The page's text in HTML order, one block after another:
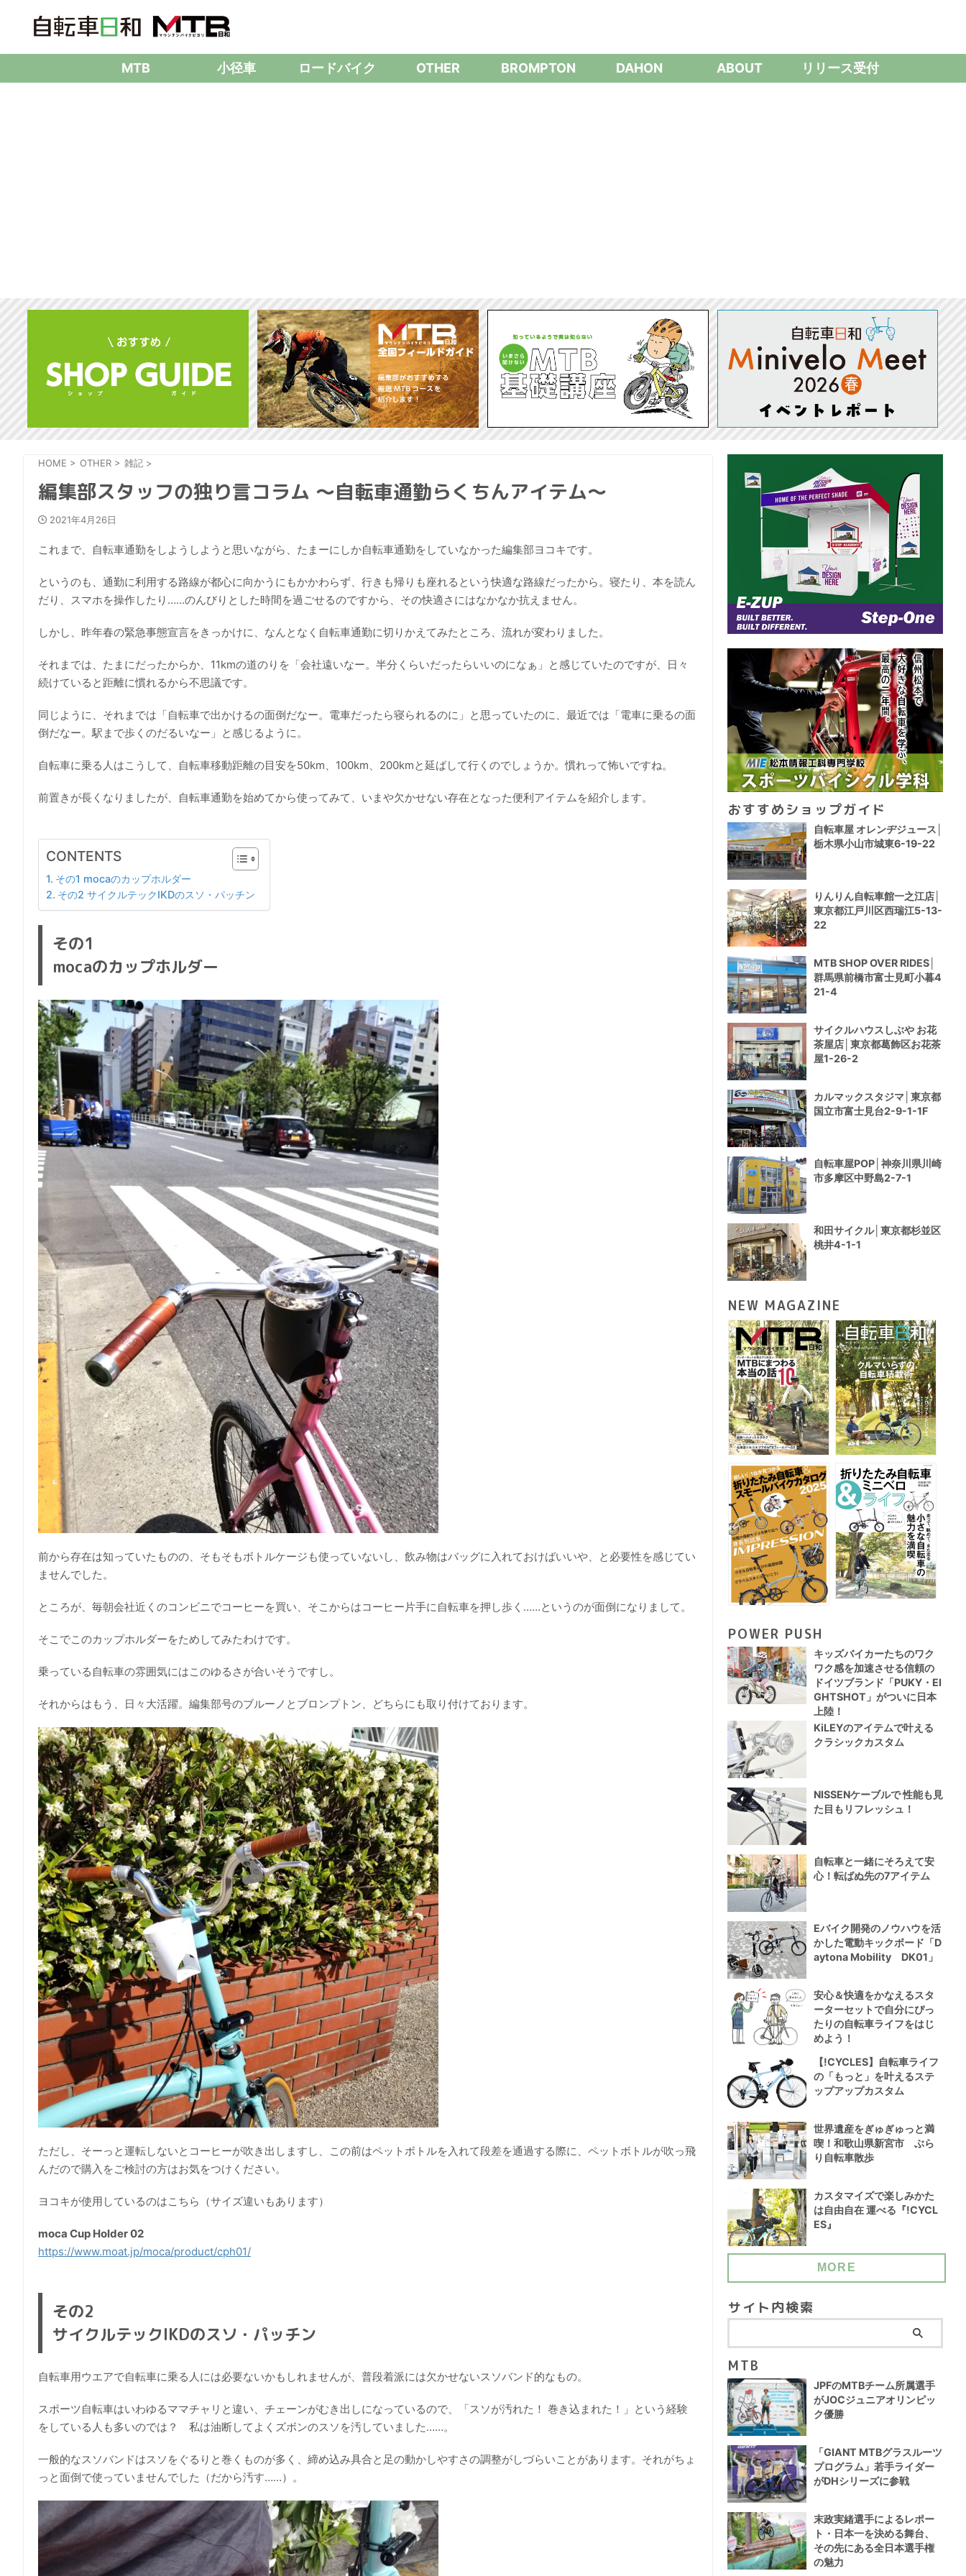
MTB 小径車 ロードバイク OTHER BROMPTON DAHON ABOUT リリース受付
HOME > OTHER > 雑記 >
編集部スタッフの独り言コラム 〜自転車通勤らくちんアイテム〜
2021年4月26日
これまで、自転車通勤をしようしようと思いながら、たまーにしか自転車通勤をしていなかった編集部ヨコキです。
というのも、通勤に利用する路線が都心に向かうにもかかわらず、行きも帰りも座れるという快適な路線だったから。寝たり、本を読ん
だり、スマホを操作したり……のんびりとした時間を過ごせるのですから、その快適さにはなかなか抗えません。
しかし、昨年春の緊急事態宣言をきっかけに、なんとなく自転車通勤に切りかえてみたところ、流れが変わりました。
それまでは、たまにだったからか、11kmの道のりを「会社遠いなー。半分くらいだったらいいのになぁ」と感じていたのですが、日々
続けていると距離に慣れるから不思議です。
同じように、それまでは「自転車で出かけるの面倒だなー。電車だったら寝られるのに」と思っていたのに、最近では「電車に乗るの面
倒だなー。駅まで歩くのだるいなー」と感じるように。
自転車に乗る人はこうして、自転車移動距離の目安を50km、100km、200kmと延ばして行くのでしょうか。慣れって怖いですね。
前置きが長くなりましたが、自転車通勤を始めてから使ってみて、いまや欠かせない存在となった便利アイテムを紹介します。
CONTENTS
その1 mocaのカップホルダー
その2 サイクルテックIKDのスソ・パッチン
その1
mocaのカップホルダー
前から存在は知っていたものの、そもそもボトルケージも使っていないし、飲み物はバッグに入れておけばいいや、と必要性を感じてい
ませんでした。
ところが、毎朝会社近くのコンビニでコーヒーを買い、そこからはコーヒー片手に自転車を押し歩く……というのが面倒になりまして。
そこでこのカップホルダーをためしてみたわけです。
乗っている自転車の雰囲気にはこのゆるさが合いそうですし。
それからはもう、日々大活躍。編集部号のブルーノとブロンプトン、どちらにも取り付けております。
ただし、そーっと運転しないとコーヒーが吹き出しますし、この前はペットボトルを入れて段差を通過する際に、ペットボトルが吹っ飛
んだので購入をご検討の方はお気をつけください。
ヨコキが使用しているのはこちら（サイズ違いもあります）
moca Cup Holder 02
https://www.moat.jp/moca/product/cph01/
その2
サイクルテックIKDのスソ・パッチン
自転車用ウエアで自転車に乗る人には必要ないかもしれませんが、普段着派には欠かせないスソバンド的なもの。
スポーツ自転車はいわゆるママチャリと違い、チェーンがむき出しになっているので、「スソが汚れた！ 巻き込まれた！」という経験
をしている人も多いのでは？ 私は油断してよくズボンのスソを汚していました……。
一般的なスソバンドはスソをぐるりと巻くものが多く、締め込み具合と足の動かしやすさの調整がしづらいことがあります。それがちょ
っと面倒で使っていませんでした（だから汚す……）。
おすすめショップガイド
自転車屋 オレンヂジュース│
栃木県小山市城東6-19-22
りんりん自転車館一之江店│
東京都江戸川区西瑞江5-13-
22
MTB SHOP OVER RIDES│
群馬県前橋市富士見町小暮4
21-4
サイクルハウスしぶや お花
茶屋店│東京都葛飾区お花茶
屋1-26-2
カルマックスタジマ│東京都
国立市富士見台2-9-1-1F
自転車屋POP│神奈川県川崎
市多摩区中野島2-7-1
和田サイクル│東京都杉並区
桃井4-1-1
NEW MAGAZINE
POWER PUSH
キッズバイカーたちのワク
ワク感を加速させる信頼の
ドイツブランド「PUKY・EI
GHTSHOT」がついに日本
上陸！
KiLEYのアイテムで叶える
クラシックカスタム
NISSENケーブルで 性能も見
た目もリフレッシュ！
自転車と一緒にそろえて安
心！転ばぬ先の7アイテム
Eバイク開発のノウハウを活
かした電動キックボード「D
aytona Mobility DK01」
安心＆快適をかなえるスタ
ーターセットで自分にぴっ
たりの自転車ライフをはじ
めよう！
【!CYCLES】自転車ライフ
の「もっと」を叶えるステ
ップアップカスタム
世界遺産をぎゅぎゅっと満
喫！和歌山県新宮市 ぶら
り自転車散歩
カスタマイズで楽しみかた
は自由自在 運べる『!CYCL
ES』
MORE
サイト内検索
MTB
JPFのMTBチーム所属選手
がJOCジュニアオリンピッ
ク優勝
「GIANT MTBグラスルーツ
プログラム」若手ライダー
がDHシリーズに参戦
末政実緒選手によるレポー
ト・日本一を決める舞台、
その先にある全日本選手権
の魅力